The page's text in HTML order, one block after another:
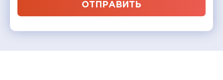
ОТПРАВИТЬ